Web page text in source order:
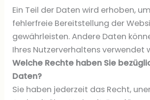
Ein Teil der Daten wird erhoben,
fehlerfreie Bereitstellung der
gewährleisten. Andere Daten
Ihres Nutzerverhaltens verwendet
Welche Rechte haben Sie
Daten?
Sie haben jederzeit das Recht,